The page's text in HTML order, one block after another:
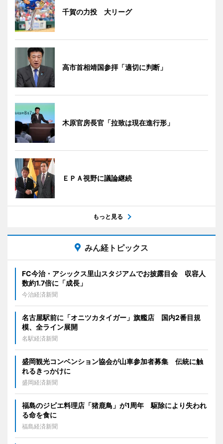
千賀の力投 大リーグ
高市首相靖国参拝「適切に判断」
木原官房長官「拉致は現在進行形」
ＥＰＡ視野に議論継続
もっと見る
みん経トピックス
FC今治・アシックス里山スタジアムでお披露目会 収容人
数約1.7倍に「成長」
今治経済新聞
名古屋駅前に「オニツカタイガー」旗艦店 国内2番目規
模、全ライン展開
名駅経済新聞
盛岡観光コンベンション協会が山車参加者募集 伝統に触
れるきっかけに
盛岡経済新聞
福島のジビエ料理店「猪鹿鳥」が1周年 駆除により失われ
る命を食に
福島経済新聞